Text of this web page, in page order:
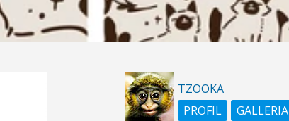
TZOOKA
PROFIL
GALLERIA